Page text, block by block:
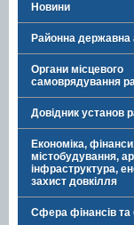
Новини
Районна державна
Органи місцевого
самоврядування
Довідник установ
Економіка,
містобудування,
інфраструктура,
захист довкілля
Сфера фінансів